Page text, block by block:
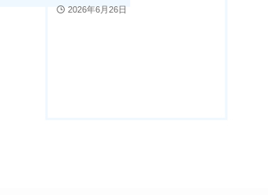
2026年6月26日